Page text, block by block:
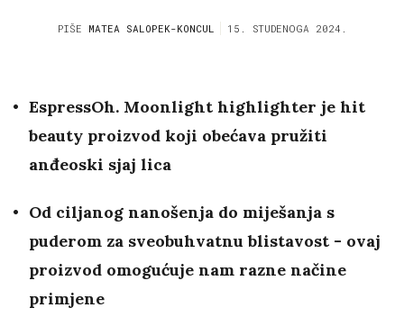
PIŠE MATEA SALOPEK-KONCUL 15. STUDENOGA 2024.
EspressOh. Moonlight highlighter je hit
beauty proizvod koji obećava pružiti
anđeoski sjaj lica
Od ciljanog nanošenja do miješanja s
puderom za sveobuhvatnu blistavost - ovaj
proizvod omogućuje nam razne načine
primjene